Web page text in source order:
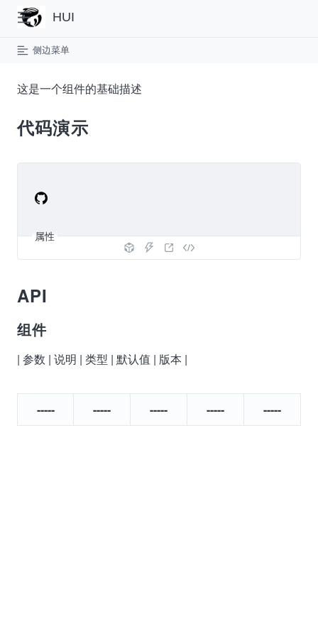
HUI
侧边菜单
这是一个组件的基础描述
代码演示
属性
API
组件
| 参数 | 说明 | 类型 | 默认值 | 版本 |
----- ----- ----- ----- -----